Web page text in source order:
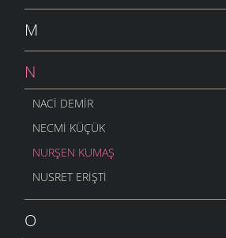
M
N
NACI DEMIR
NECMI KÜÇÜK
NURŞEN KUMAŞ
NUSRET ERIŞTI
O